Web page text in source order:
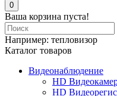
0
Ваша корзина пуста!
Например: тепловизор
Каталог товаров
Видеонаблюдение
HD
HD